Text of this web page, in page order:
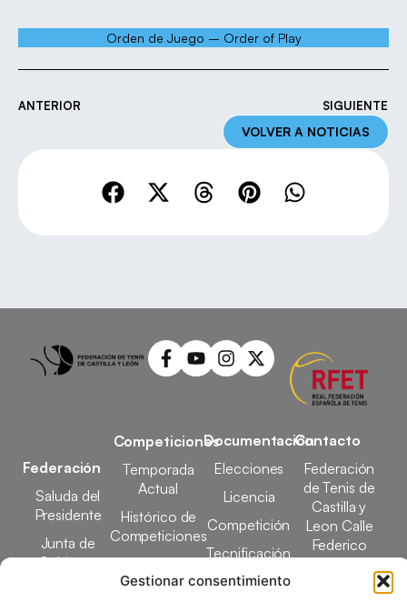
Gestionar consentimiento
Orden de Juego – Order of Play
ANTERIOR SIGUIENTE
VOLVER A NOTICIAS
Federación
Saluda del
Presidente
Junta de
Gobierno
Competiciones
Temporada
Actual
Histórico de
Competiciones
Designaciones
Arbitrales
Documentación
Elecciones
Licencia
Competición
Tecnificación
Docencia
Contacto
Federación
de Tenis de
Castilla y
Leon Calle
Federico
García Lorca,